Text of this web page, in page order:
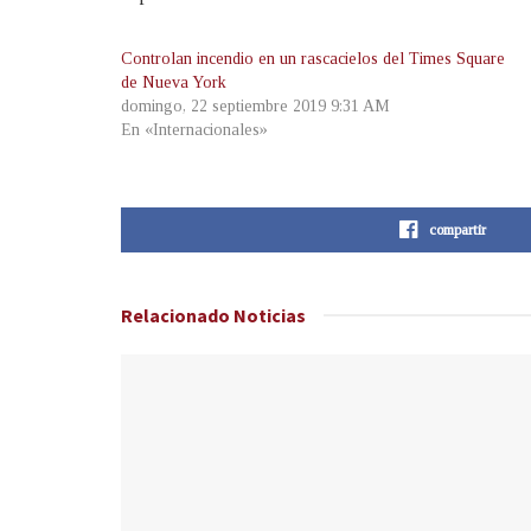
Controlan incendio en un rascacielos del Times Square
de Nueva York
domingo, 22 septiembre 2019 9:31 AM
En «Internacionales»
compartir
Relacionado Noticias